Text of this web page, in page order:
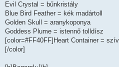
Evil Crystal = bűnkristály
Blue Bird Feather = kék madártoll
Golden Skull = aranykoponya
Goddess Plume = istennő tolldísz
[color=#FF40FF]Heart Container =
[/color]